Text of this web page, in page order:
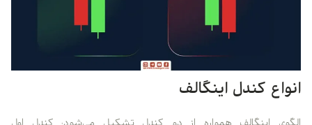
انواع کندل اینگالف